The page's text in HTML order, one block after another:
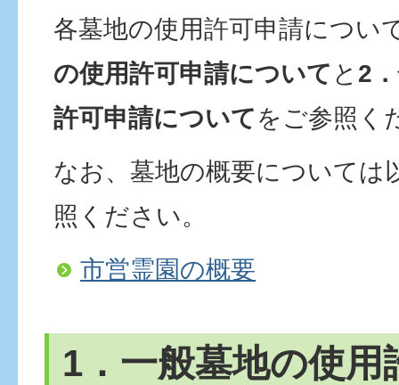
各墓地の使用許可申請につい
の使用許可申請について と 2
許可申請についてをご参照く
なお、墓地の概要については
照ください。
市営霊園の概要
1．一般墓地の使用